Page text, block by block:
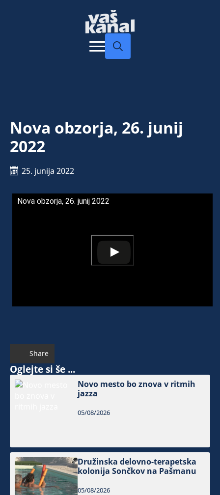
Nova obzorja, 26. junij
2022
25. junija 2022
Nova obzorja, 26. junij 2022
Share
Oglejte si še ...
Novo mesto bo znova v ritmih
jazza
05/08/2026
Družinska delovno-terapetska
kolonija Sončkov na Pašmanu
05/08/2026